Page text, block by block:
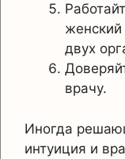
женский
двух
врачу.
Иногда
интуиция и